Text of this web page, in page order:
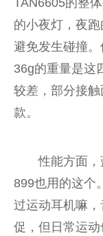
TAN6605的整
的小夜灯，夜
避免发生碰撞。
36g的重量是这
较差，部分接
款。
性能方面
899也用的这个
过运动耳机嘛
促，但日常运